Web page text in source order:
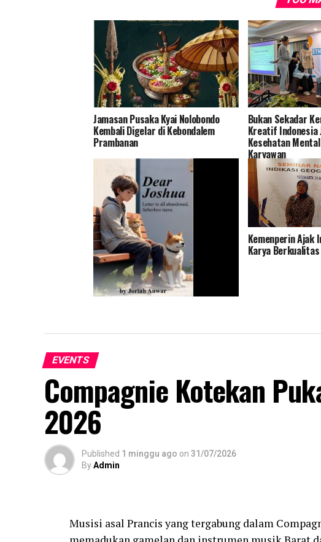
Jamasan Pusaka Kyai Nolobondo
Kembali Digelar di Kebondalem
Prambanan
Bukan Sekadar
Kreatif Indonesia
Kesehatan
Karyawan
Kemenperin Ajak
Karya Berkualitas
EVENTS
Compagnie Kotekan
2026
Published 1 minggu ago on 31/07/2026
ByAdmin
Musisi asal Prancis yang tergabung dalam